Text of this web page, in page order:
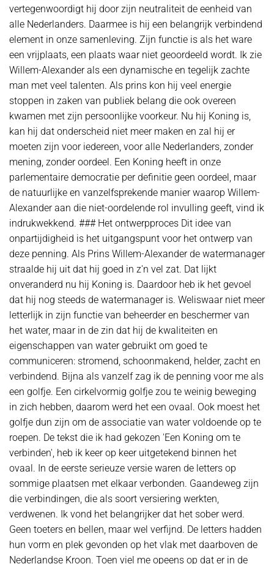
vertegenwoordigt hij door zijn neutraliteit de eenheid van
alle Nederlanders. Daarmee is hij een belangrijk verbindend
element in onze samenleving. Zijn functie is als het ware
een vrijplaats, een plaats waar niet geoordeeld wordt. Ik zie
Willem-Alexander als een dynamische en tegelijk zachte
man met veel talenten. Als prins kon hij veel energie
stoppen in zaken van publiek belang die ook overeen
kwamen met zijn persoonlijke voorkeur. Nu hij Koning is,
kan hij dat onderscheid niet meer maken en zal hij er
moeten zijn voor iedereen, voor alle Nederlanders, zonder
mening, zonder oordeel. Een Koning heeft in onze
parlementaire democratie per definitie geen oordeel, maar
de natuurlijke en vanzelfsprekende manier waarop Willem-
Alexander aan die niet-oordelende rol invulling geeft, vind ik
indrukwekkend. ### Het ontwerpproces Dit idee van
onpartijdigheid is het uitgangspunt voor het ontwerp van
deze penning. Als Prins Willem-Alexander de watermanager
straalde hij uit dat hij goed in z'n vel zat. Dat lijkt
onveranderd nu hij Koning is. Daardoor heb ik het gevoel
dat hij nog steeds de watermanager is. Weliswaar niet meer
letterlijk in zijn functie van beheerder en beschermer van
het water, maar in de zin dat hij de kwaliteiten en
eigenschappen van water gebruikt om goed te
communiceren: stromend, schoonmakend, helder, zacht en
verbindend. Bijna als vanzelf zag ik de penning voor me als
een golfje. Een cirkelvormig golfje zou te weinig beweging
in zich hebben, daarom werd het een ovaal. Ook moest het
golfje dun zijn om de associatie van water voldoende op te
roepen. De tekst die ik had gekozen 'Een Koning om te
verbinden', heb ik keer op keer uitgetekend binnen het
ovaal. In de eerste serieuze versie waren de letters op
sommige plaatsen met elkaar verbonden. Gaandeweg zijn
die verbindingen, die als soort versiering werkten,
verdwenen. Ik vond het belangrijker dat het sober werd.
Geen toeters en bellen, maar wel verfijnd. De letters hadden
hun vorm en plek gevonden op het vlak met daarboven de
Nederlandse Kroon. Toen viel me opeens op dat er in de